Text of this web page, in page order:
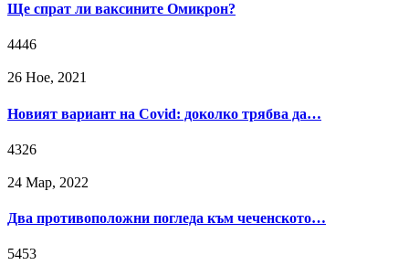
Ще спрат ли ваксините Омикрон?
4446
26 Ное, 2021
Новият вариант на Covid: доколко трябва да…
4326
24 Мар, 2022
Два противоположни погледа към чеченското…
5453